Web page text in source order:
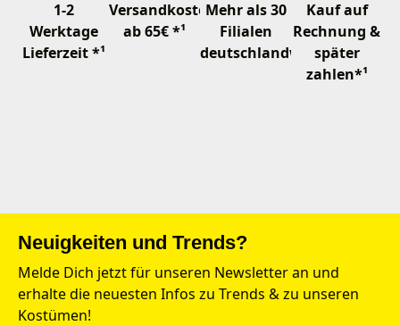
1-2
Werktage
Lieferzeit *¹
Versandkostenfrei
ab 65€ *¹
Mehr als 30
Filialen
deutschlandweit
Kauf auf
Rechnung &
später
zahlen*¹
Neuigkeiten und Trends?
Melde Dich jetzt für unseren Newsletter an und
erhalte die neuesten Infos zu Trends & zu unseren
Kostümen!